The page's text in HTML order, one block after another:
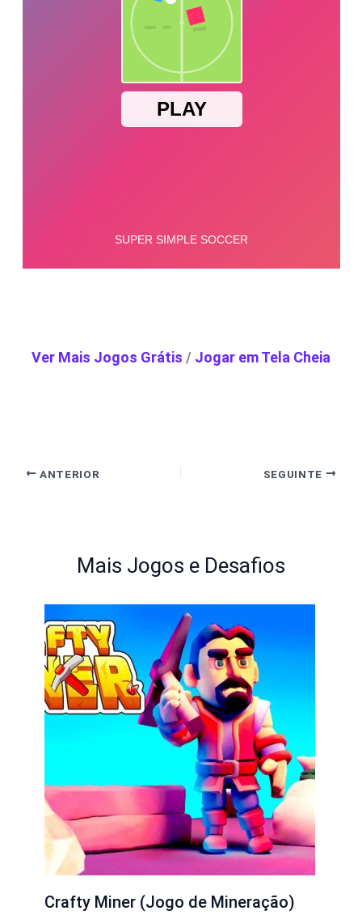
Ver Mais Jogos Grátis / Jogar em Tela Cheia
ANTERIOR SEGUINTE
Mais Jogos e Desafios
Crafty Miner (Jogo de Mineração)